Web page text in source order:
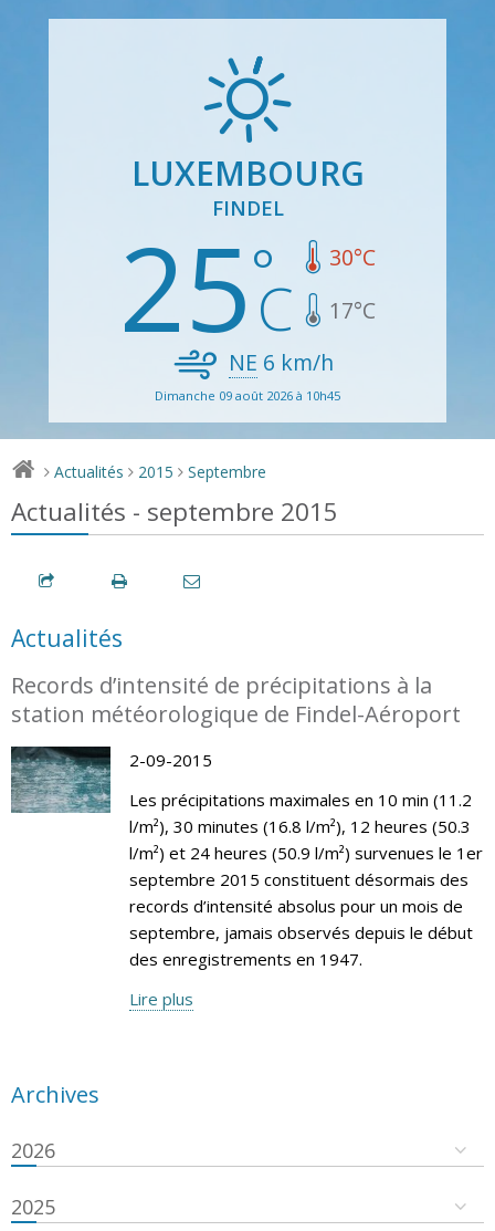
LUXEMBOURG
FINDEL
25 30°C
17°C
NE 6 km/h
Dimanche 09 août 2026 à 10h45
> Actualités > 2015 > Septembre
Actualités - septembre 2015
Actualités
Records d’intensité de précipitations à la
station météorologique de Findel-Aéroport
2-09-2015
Les précipitations maximales en 10 min (11.2
l/m²), 30 minutes (16.8 l/m²), 12 heures (50.3
l/m²) et 24 heures (50.9 l/m²) survenues le 1er
septembre 2015 constituent désormais des
records d’intensité absolus pour un mois de
septembre, jamais observés depuis le début
des enregistrements en 1947.
Lire plus
Archives
2026
2025